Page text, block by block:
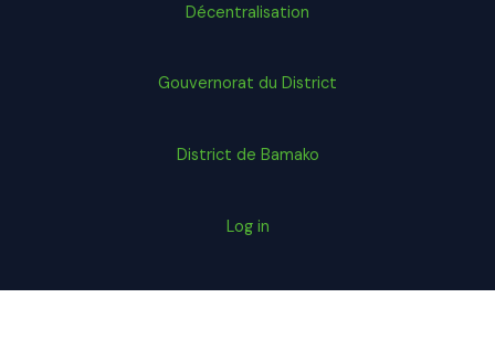
Décentralisation
Gouvernorat du District
District de Bamako
Log in